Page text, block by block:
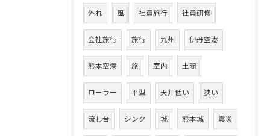
外れ 風 社員旅行 社員研修
会社旅行 旅行 九州 伊丹空港
熊本空港 旅 室内 土間
ローラー 平型 天井低い 狭い
流し台 シンク 城 熊本城 震災